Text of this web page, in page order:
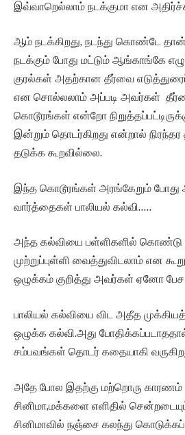
இவ்வாறெல்லாம் நடக்குமா என
ஆம் நடக்கிறது, நடந்து கொண்டே தான்
நடக்கும் போது மட்டும் ஆங்காங்கே
குரல்கள் அதற்கான தீர்வை
என சொல்லலாம் அப்படி அவர்கள்
கொடூரங்கள் என்றோ
இன்றும் தொடர்கிறது என்றால்
தடுக்க கூறவில்லை.
இந்த கொடூரங்கள் அரங்கேறும் போது
வார்த்தைகள் பாலியல் கல்வி…..
அந்த கல்வியை பள்ளிகளில் கொண்டு
முற்றுப்புள்ளி வைத்துவிடலாம் என
ஒழுக்கம் குறித்து அவர்கள் ஏனோ பேச
பாலியல் கல்வியை விட அதீத
ஒழுக்க கல்வி.அது
சம்பவங்கள் தொடர் கதையாகி
அதே போல இதற்கு மற்றொரு
சினிமா,மக்களை எளிதில்
சினிமாவில் நஞ்சை கலந்து